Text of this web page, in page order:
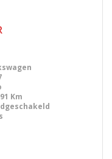
Km